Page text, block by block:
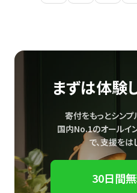
まずは体験
寄付をもっとシンプ
国内No.1のオールイ
で、支援をは
30日間